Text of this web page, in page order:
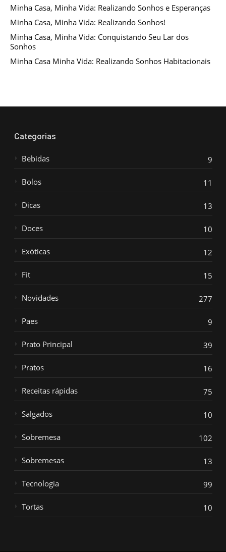
Minha Casa, Minha Vida: Realizando Sonhos e Esperanças
Minha Casa, Minha Vida: Realizando Sonhos!
Minha Casa, Minha Vida: Conquistando Seu Lar dos
Sonhos
Minha Casa Minha Vida: Realizando Sonhos Habitacionais
Categorias
Bebidas 9
Bolos 11
Dicas 13
Doces 10
Exóticas 12
Fit 15
Novidades 277
Paes 9
Prato Principal 39
Pratos 16
Receitas rápidas 75
Salgados 10
Sobremesa 102
Sobremesas 13
Tecnologia 99
Tortas 10